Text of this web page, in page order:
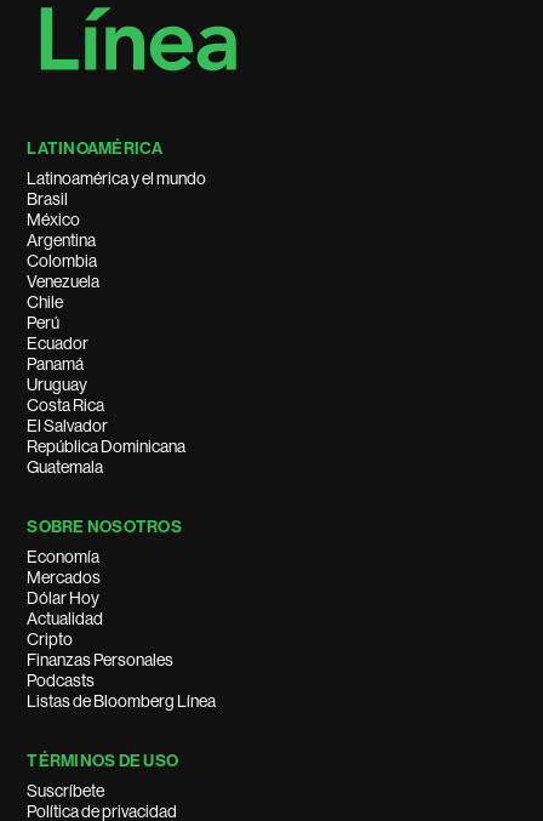
LATINOAMÉRICA
Latinoamérica y el mundo
Brasil
México
Argentina
Colombia
Venezuela
Chile
Perú
Ecuador
Panamá
Uruguay
Costa Rica
El Salvador
República Dominicana
Guatemala
SOBRE NOSOTROS
Economía
Mercados
Dólar Hoy
Actualidad
Cripto
Finanzas Personales
Podcasts
Listas de Bloomberg Línea
TÉRMINOS DE USO
Suscríbete
Política de privacidad